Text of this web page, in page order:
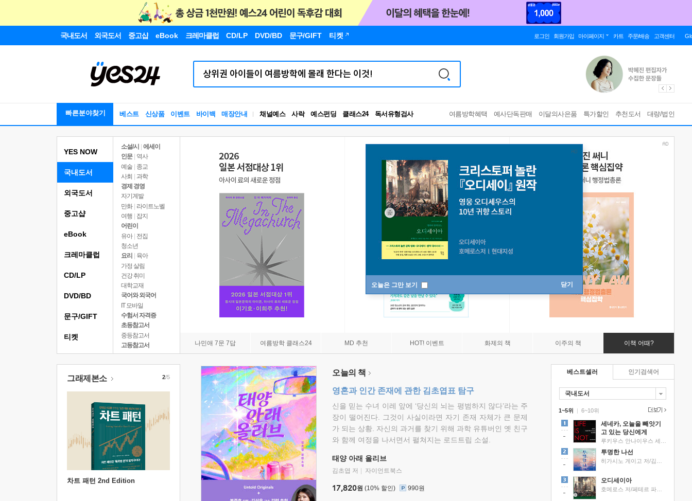
국내도서 외국도서 중고샵 eBook 크레마클럽 CD/LP DVD/BD 문구/GIFT 티켓 로그인 회원가입 마이페이지 카트 주문/배송 고객센터
빠른분야찾기 베스트 신상품 이벤트 바이백 매장안내 채널예스 사락 예스펀딩 클래스24
RBTI Lab
독서유형검사
여름방학혜택 예사단독판매 이달의사은품 특가할인 추천도서 대량/법인
오늘은 그만 보기 닫기
YES NOW
국내도서
소설/시
에세이
인문
역사
예술 | 종교
사회 | 과학
경제 경영
자기계발
만화 | 라이트노벨
여행
잡지
어린이
유아 | 전집
청소년
요리
육아
가정 살림
건강 취미
대학교재
국어와 외국어
IT 모바일
수험서 자격증
초등참고서
중등참고서
고등참고서
나민애 7문 7답 여름방학 클래스24 MD 추천 HOT! 이벤트 화제의 책 이주의 책 이책 어때?
외국도서
중고샵
eBook
크레마클럽
CD/LP
DVD/BD
문구/GIFT
티켓
그래제본소
차트 패턴 2nd Edition
2/5 오늘의 책
영혼과 인간 존재에 관한 김초엽표 탐구
신을 믿는 수녀 이레 앞에 ‘당신의 뇌는 평범하지 않다’라는 주
장이 떨어진다. 그것이 사실이라면 자기 존재 자체가 큰 문제
가 되는 상황. 자신의 과거를 찾기 위해 과학 유튜버인 옛 친구
와 함께 여정을 나서면서 펼쳐지는 로드트립 소설.
태양 아래 올리브
김초엽 저 자이언트북스
17,820원 (10% 할인) 990원
베스트셀러
국내도서
1~5위 |
세네카, 오늘을 빼앗기
고 있는 당신에게
투명한 나선
오디세이아
6~10위
인기검색어